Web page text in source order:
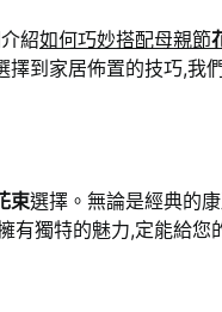
紹如何巧妙搭配母親節
擇到家居佈置的技巧,我
束選擇。無論是經典的康
有獨特的魅力,定能給您